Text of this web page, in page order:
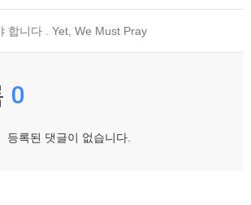
합니다 . Yet, We Must Pray
0
등록된 댓글이 없습니다.